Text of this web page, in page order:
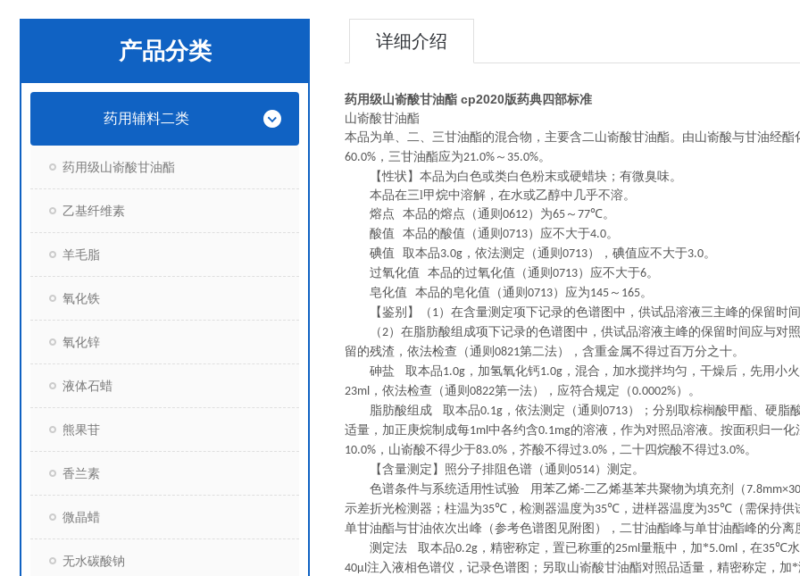
产品分类
药用辅料二类
药用级山嵛酸甘油酯
乙基纤维素
羊毛脂
氧化铁
氧化锌
液体石蜡
熊果苷
香兰素
微晶蜡
无水碳酸钠
详细介绍
药用级山嵛酸甘油酯 cp2020版药典四部标准
山嵛酸甘油酯
本品为单、二、三甘油酯的混合物，主要含二山嵛酸甘油酯。由山嵛酸与甘油经酯
60.0% ，三甘油酯应为21.0% ～ 35.0%。
【性状】本品为白色或类白色粉末或硬蜡块；有微臭味。
本品在三l甲烷中溶解，在水或乙醇中几乎不溶。
熔点
本品的熔点（通则 0612）为65 ～ 77℃。
酸值
本品的酸值（通则 0713）应不大于4.0。
碘值
取本品3.0g ，依法测定（通则 0713），碘值应不大于3.0。
过氧化值
本品的过氧化值（通则 0713）应不大于6。
皂化值
本品的皂化值（通则 0713）应为145 ～ 165。
【鉴别】（ 1）在含量测定项下记录的色谱图中，供试品溶液三主峰的保留时
（2）在脂肪酸组成项下记录的色谱图中，供试品溶液主峰的保留时间应与
留的残渣，依法检查（通则 0821第二法），含重金属不得过百万分之十。
砷盐
取本品1.0g ，加氢氧化钙1.0g ，混合，加水搅拌均匀，干燥后，先用小
23ml ，依法检查（通则 0822第一法），应符合规定（0.0002%）。
脂肪酸组成
取本品0.1g ，依法测定（通则 0713）；分别取棕榈酸甲酯、硬脂
适量，加正庚烷制成每1ml中各约含0.1mg的溶液，作为对照品溶液。按面积归一
10.0% ，山嵛酸不得少于83.0% ，芥酸不得过3.0% ，二十四烷酸不得过3.0%。
【含量测定】照分子排阻色谱（通则 0514）测定。
色谱条件与系统适用性试验
用苯乙烯-二乙烯基苯共聚物为填充剂（
示差折光检测器；柱温为35℃ ，检测器温度为35℃ ，进样器温度为35℃ （需保持
单甘油酯与甘油依次出峰（参考色谱图见附图），二甘油酯峰与单甘油酯峰的分
测定法
取本品0.2g ，精密称定，置已称重的25ml量瓶中，加*5.0ml ，在35℃
40μl注入液相色谱仪，记录色谱图；另取山嵛酸甘油酯对照品适量，精密称定，加